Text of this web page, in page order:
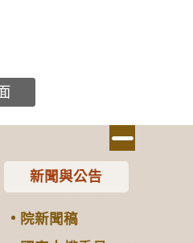
新聞與公告
院新聞稿